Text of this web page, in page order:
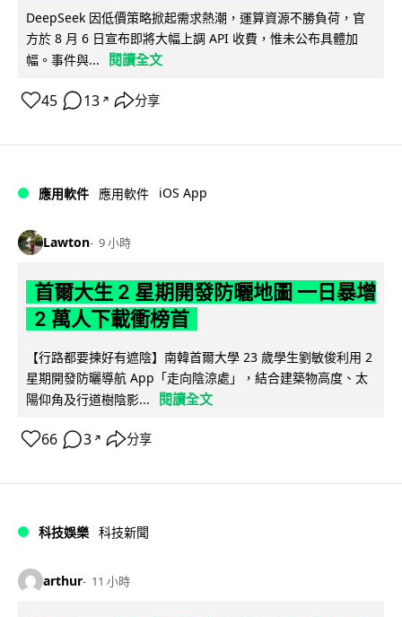
DeepSeek 因低價策略掀起需求熱潮，運算資源不勝負荷，官
方於 8 月 6 日宣布即將大幅上調 API 收費，惟未公布具體加
幅。事件與...
閱讀全文
45 13 ↗ 分享
應用軟件 應用軟件 iOS App
Lawton 9 小時
首爾大生 2 星期開發防曬地圖 一日暴增
2 萬人下載衝榜首
【行路都要揀好有遮陰】南韓首爾大學 23 歲學生劉敏俊利用 2
星期開發防曬導航 App「走向陰涼處」，結合建築物高度、太
陽仰角及行道樹陰影...
閱讀全文
66 3 ↗ 分享
科技娛樂 科技新聞
arthur 11 小時